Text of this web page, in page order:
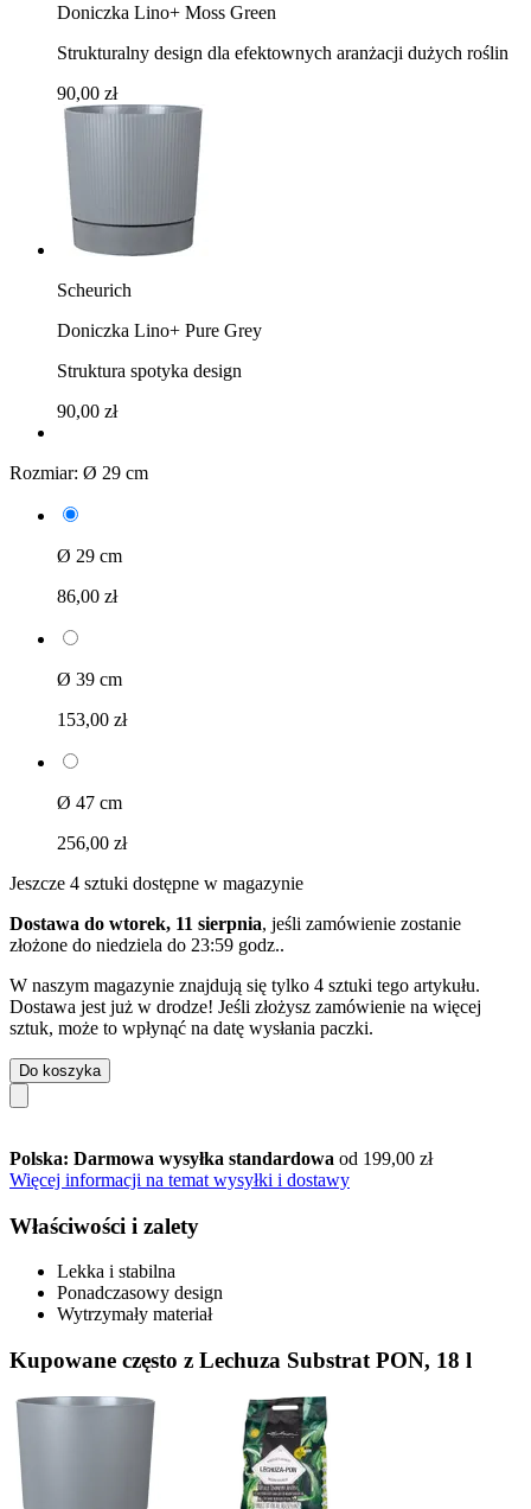
Doniczka Lino+ Moss Green
Strukturalny design dla efektownych aranżacji dużych roślin
90,00 zł
Scheurich
Doniczka Lino+ Pure Grey
Struktura spotyka design
90,00 zł
Rozmiar: Ø 29 cm
Ø 29 cm
86,00 zł
Ø 39 cm
153,00 zł
Ø 47 cm
256,00 zł
Jeszcze 4 sztuki dostępne w magazynie
Dostawa do wtorek, 11 sierpnia, jeśli zamówienie zostanie
złożone do niedziela do 23:59 godz..
W naszym magazynie znajdują się tylko 4 sztuki tego artykułu.
Dostawa jest już w drodze! Jeśli złożysz zamówienie na więcej
sztuk, może to wpłynąć na datę wysłania paczki.
Do koszyka
Polska: Darmowa wysyłka standardowa od 199,00 zł
Więcej informacji na temat wysyłki i dostawy
Właściwości i zalety
Lekka i stabilna
Ponadczasowy design
Wytrzymały materiał
Kupowane często z Lechuza Substrat PON, 18 l